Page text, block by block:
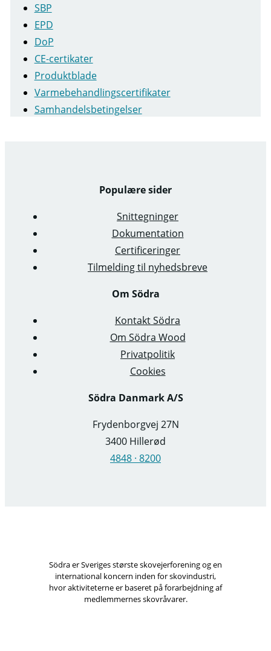
SBP
EPD
DoP
CE-certikater
Produktblade
Varmebehandlingscertifikater
Samhandelsbetingelser
Populære sider
Snittegninger
Dokumentation
Certificeringer
Tilmelding til nyhedsbreve
Om Södra
Kontakt Södra
Om Södra Wood
Privatpolitik
Cookies
Södra Danmark A/S
Frydenborgvej 27N
3400 Hillerød
4848 · 8200
Södra er Sveriges største skovejerforening og en
international koncern inden for skovindustri,
hvor aktiviteterne er baseret på forarbejdning af
medlemmernes skovråvarer.